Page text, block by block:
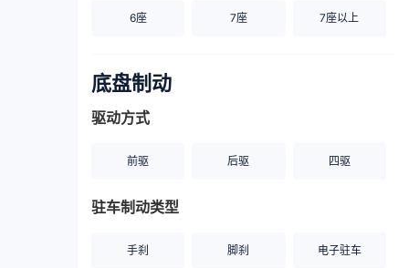
6座 7座 7座以上
底盘制动
驱动方式
前驱 后驱 四驱
驻车制动类型
手刹 脚刹 电子驻车